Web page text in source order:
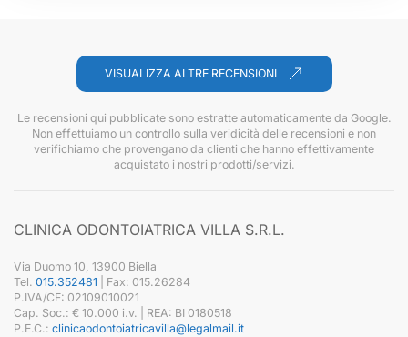
VISUALIZZA ALTRE RECENSIONI
Le recensioni qui pubblicate sono estratte automaticamente da Google.
Non effettuiamo un controllo sulla veridicità delle recensioni e non
verifichiamo che provengano da clienti che hanno effettivamente
acquistato i nostri prodotti/servizi.
CLINICA ODONTOIATRICA VILLA S.R.L.
Via Duomo 10, 13900 Biella
Tel. 015.352481 | Fax: 015.26284
P.IVA/CF: 02109010021
Cap. Soc.: € 10.000 i.v. | REA: BI 0180518
P.E.C.: clinicaodontoiatricavilla@legalmail.it